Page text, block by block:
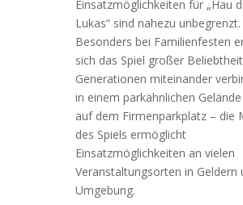
Einsatzmöglichkeiten für „Hau
Lukas“ sind nahezu unbegrenzt.
Besonders bei Familienfesten
sich das Spiel großer
Generationen miteinander
in einem parkähnlichen
auf dem Firmenparkplatz – die
des Spiels ermöglicht
Einsatzmöglichkeiten an vielen
Veranstaltungsorten in Geldern
Umgebung.